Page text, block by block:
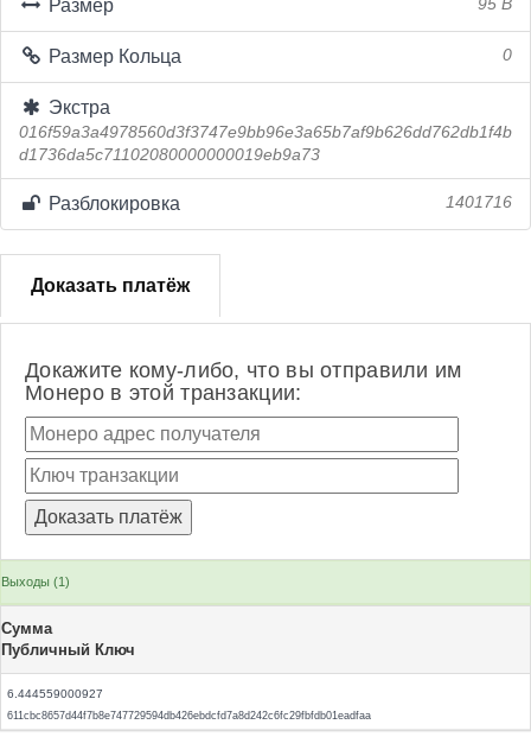
Размер 95 B
Размер Кольца 0
Экстра
016f59a3a4978560d3f3747e9bb96e3a65b7af9b626dd762db1f4b
d1736da5c71102080000000019eb9a73
Разблокировка 1401716
Доказать платёж
Докажите кому-либо, что вы отправили им
Монеро в этой транзакции:
Выходы (1)
Сумма
Публичный Ключ
6.444559000927
611cbc8657d44f7b8e747729594db426ebdcfd7a8d242c6fc29fbfdb01eadfaa